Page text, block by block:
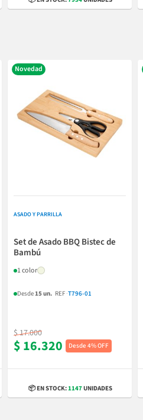
Novedad
ASADO Y PARRILLA
Set de Asado BBQ Bistec de
Bambú
1 color
Desde15 un. REF ·T796-01
$ 17.000
$ 16.320 4% OFF
📦 EN STOCK:1147UNIDADES